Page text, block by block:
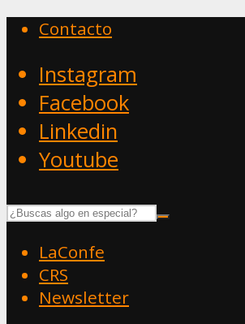
Contacto
Instagram
Facebook
Linkedin
Youtube
LaConfe
CRS
Newsletter